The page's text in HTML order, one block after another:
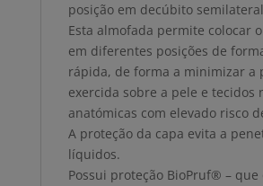
posição em decúbito semilateral
Esta almofada permite colocar
em diferentes posições de
rápida, de forma a minimizar a
exercida sobre a pele e tecidos
anatómicas com elevado risco
A proteção da capa evita a
líquidos.
Possui proteção BioPruf® – que